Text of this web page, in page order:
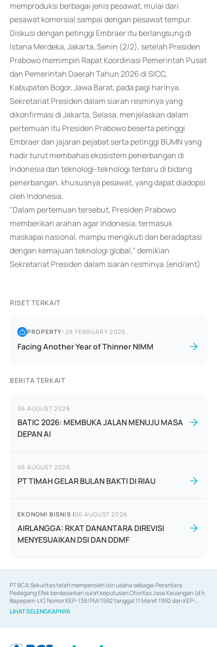
memproduksi berbagai jenis pesawat, mulai dari
pesawat komersial sampai dengan pesawat tempur.
Diskusi dengan petinggi Embraer itu berlangsung di
Istana Merdeka, Jakarta, Senin (2/2), setelah Presiden
Prabowo memimpin Rapat Koordinasi Pemerintah Pusat
dan Pemerintah Daerah Tahun 2026 di SICC,
Kabupaten Bogor, Jawa Barat, pada pagi harinya.
Sekretariat Presiden dalam siaran resminya yang
dikonfirmasi di Jakarta, Selasa, menjelaskan dalam
pertemuan itu Presiden Prabowo beserta petinggi
Embraer dan jajaran pejabat serta petinggi BUMN yang
hadir turut membahas ekosistem penerbangan di
Indonesia dan teknologi-teknologi terbaru di bidang
penerbangan, khususnya pesawat, yang dapat diadopsi
oleh Indonesia.
"Dalam pertemuan tersebut, Presiden Prabowo
memberikan arahan agar Indonesia, termasuk
maskapai nasional, mampu mengikuti dan beradaptasi
dengan kemajuan teknologi global," demikian
Sekretariat Presiden dalam siaran resminya.(end/ant)
RISET TERKAIT
PROPERTY|28 FEBRUARY 2025
Facing Another Year of Thinner NIMM
BERITA TERKAIT
06 AUGUST 2026
BATIC 2026: MEMBUKA JALAN MENUJU MASA
DEPAN AI
06 AUGUST 2026
PT TIMAH GELAR BULAN BAKTI DI RIAU
EKONOMI BISNIS |06 AUGUST 2026
AIRLANGGA: RKAT DANANTARA DIREVISI
MENYESUAIKAN DSI DAN DDMF
PT BCA Sekuritas telah memperoleh izin usaha sebagai Perantara
Pedagang Efek berdasarkan surat keputusan Otoritas Jasa Keuangan (d.h
Bapepam-LK) Nomor KEP-138/PM/1992 tanggal 11 Maret 1992 dan KEP-
06/D.04/2014 tanggal 28 Februari 2014, izin usaha sebagai Penjamin Emisi
Efek berdasarkan surat keputusan Otoritas Jasa Keuangan Nomor KEP-
LIHAT SELENGKAPNYA